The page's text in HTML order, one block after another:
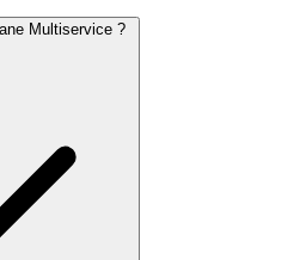
Multiservice ?